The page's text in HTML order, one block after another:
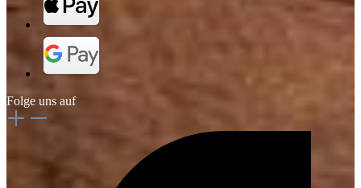
Folge uns auf